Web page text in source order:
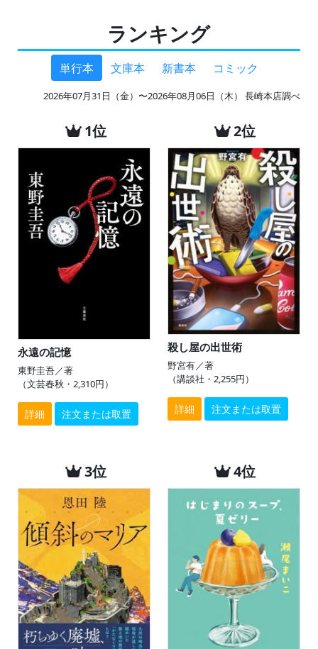
ランキング
単行本 文庫本 新書本 コミック
2026年07月31日（金）〜2026年08月06日（木） 長崎本店調べ
1位
永遠の記憶
東野圭吾／著
（文芸春秋・2,310円）
詳細 注文または取置
2位
殺し屋の出世術
野宮有／著
（講談社・2,255円）
詳細 注文または取置
3位 4位